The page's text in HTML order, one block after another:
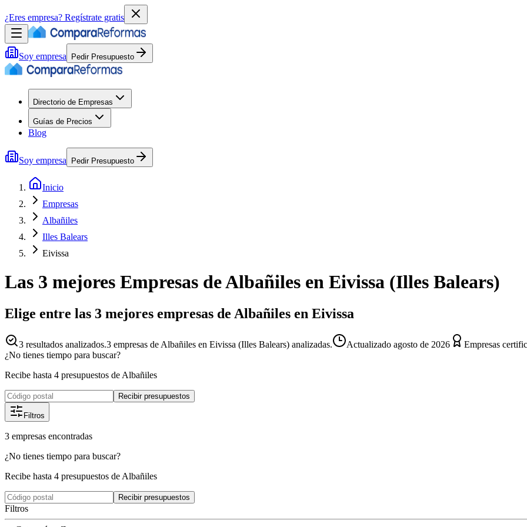
¿Eres empresa? Regístrate gratis
Soy empresa Pedir Presupuesto
Directorio de Empresas
Guías de Precios
Blog
Soy empresa Pedir Presupuesto
Inicio
Empresas
Albañiles
Illes Balears
Eivissa
Las 3 mejores Empresas deAlbañiles en Eivissa (Illes Balears)
Elige entre las 3 mejores empresas de Albañiles en Eivissa
3 resultados analizados.3 empresas de Albañiles en Eivissa (Illes Balears) analizadas. Actualizado agosto de 2026
Empresas
¿No tienes tiempo para buscar?
Recibe hasta 4 presupuestos de Albañiles
Recibir presupuestos
Filtros
3 empresas encontradas
¿No tienes tiempo para buscar?
Recibe hasta 4 presupuestos de Albañiles
Recibir presupuestos
Filtros